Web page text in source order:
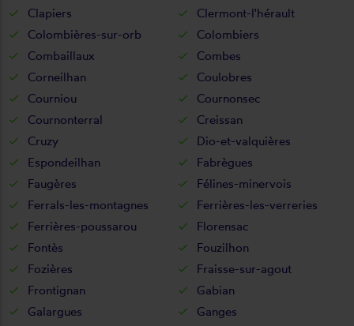
Clapiers
Clermont-l'hérault
Colombières-sur-orb
Colombiers
Combaillaux
Combes
Corneilhan
Coulobres
Courniou
Cournonsec
Cournonterral
Creissan
Cruzy
Dio-et-valquières
Espondeilhan
Fabrègues
Faugères
Félines-minervois
Ferrals-les-montagnes
Ferrières-les-verreries
Ferrières-poussarou
Florensac
Fontès
Fouzilhon
Fozières
Fraisse-sur-agout
Frontignan
Gabian
Galargues
Ganges